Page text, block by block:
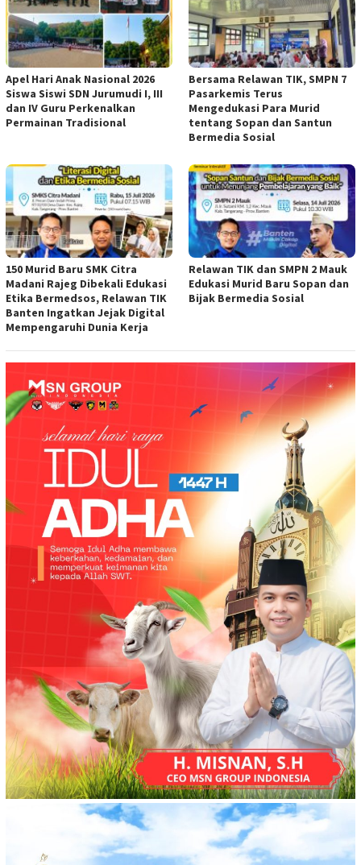
Apel Hari Anak Nasional 2026
Siswa Siswi SDN Jurumudi I, III
dan IV Guru Perkenalkan
Permainan Tradisional
Bersama Relawan TIK, SMPN 7
Pasarkemis Terus
Mengedukasi Para Murid
tentang Sopan dan Santun
Bermedia Sosial
150 Murid Baru SMK Citra
Madani Rajeg Dibekali Edukasi
Etika Bermedsos, Relawan TIK
Banten Ingatkan Jejak Digital
Mempengaruhi Dunia Kerja
Relawan TIK dan SMPN 2 Mauk
Edukasi Murid Baru Sopan dan
Bijak Bermedia Sosial